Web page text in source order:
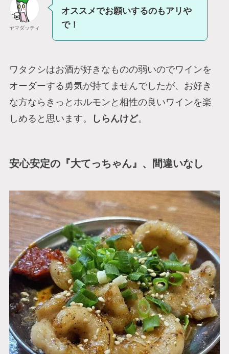
ヤマダッティ
オススメでお願いするのもアリや
で！
ワタクシはお酒が好きなものの弱いのでワインを
オーダーする勇気が持てませんでしたが、お好き
な方ならきっとホルモンと相性の良いワインを楽
しめると思います。
しらんけど。
安心安定の『大てっちゃん』、間違いなし